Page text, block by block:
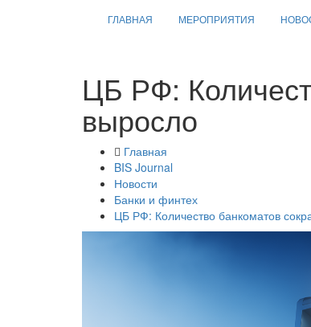
ГЛАВНАЯ МЕРОПРИЯТИЯ
ЦБ РФ:
выросло
Главная
BIS Journal
Новости
Банки и финтех
ЦБ РФ: Количество банкоматов